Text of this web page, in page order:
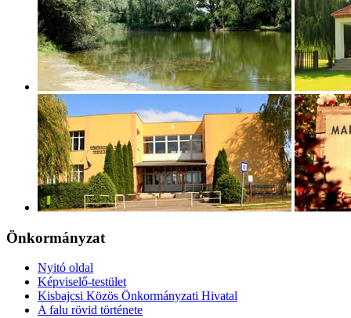
Önkormányzat
Nyitó oldal
Képviselő-testület
Kisbajcsi Közös Önkormányzati Hivatal
A falu rövid története